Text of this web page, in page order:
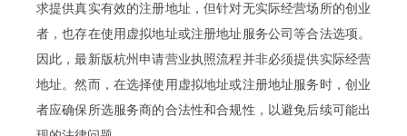
求提供真实有效的注册地址，但针对无实际经营场所的创业
者，也存在使用虚拟地址或注册地址服务公司等合法选项。
因此，最新版杭州申请营业执照流程并非必须提供实际经营
地址。然而，在选择使用虚拟地址或注册地址服务时，创业
者应确保所选服务商的合法性和合规性，以避免后续可能出